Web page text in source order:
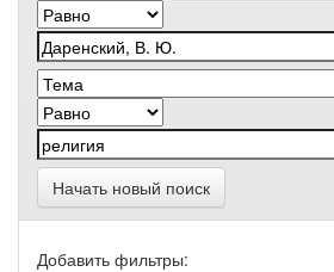
Начать новый поиск
Добавить фильтры: